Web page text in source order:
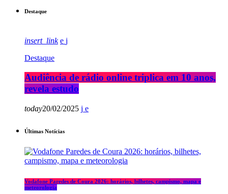
Destaque
insert_link
Destaque
Audiência de rádio online triplica em 10 anos,
revela estudo
today20/02/2025
Últimas Notícias
Vodafone Paredes de Coura 2026: horários, bilhetes, campismo, mapa e
meteorologia